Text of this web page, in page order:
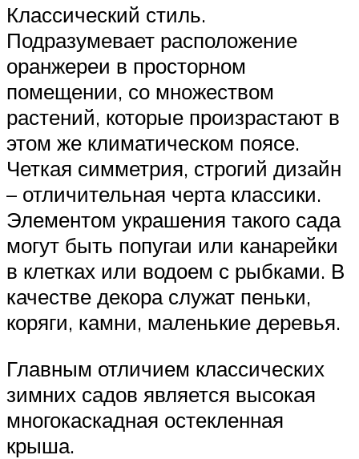
Классический стиль.
Подразумевает расположение
оранжереи в просторном
помещении, со множеством
растений, которые произрастают в
этом же климатическом поясе.
Четкая симметрия, строгий дизайн
– отличительная черта классики.
Элементом украшения такого сада
могут быть попугаи или канарейки
в клетках или водоем с рыбками. В
качестве декора служат пеньки,
коряги, камни, маленькие деревья.
Главным отличием классических
зимних садов является высокая
многокаскадная остекленная
крыша.